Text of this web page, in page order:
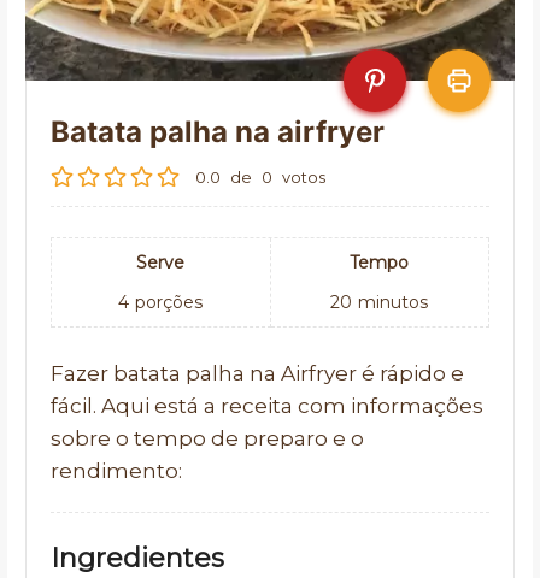
Batata palha na airfryer
0.0 de 0 votos
Serve
4 porções
Tempo
20 minutos
Fazer batata palha na Airfryer é rápido e
fácil. Aqui está a receita com informações
sobre o tempo de preparo e o
rendimento:
Ingredientes